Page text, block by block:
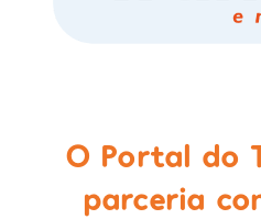
O Portal do
parceria